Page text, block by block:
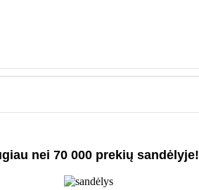
nei 70 000 prekių sandėlyje!